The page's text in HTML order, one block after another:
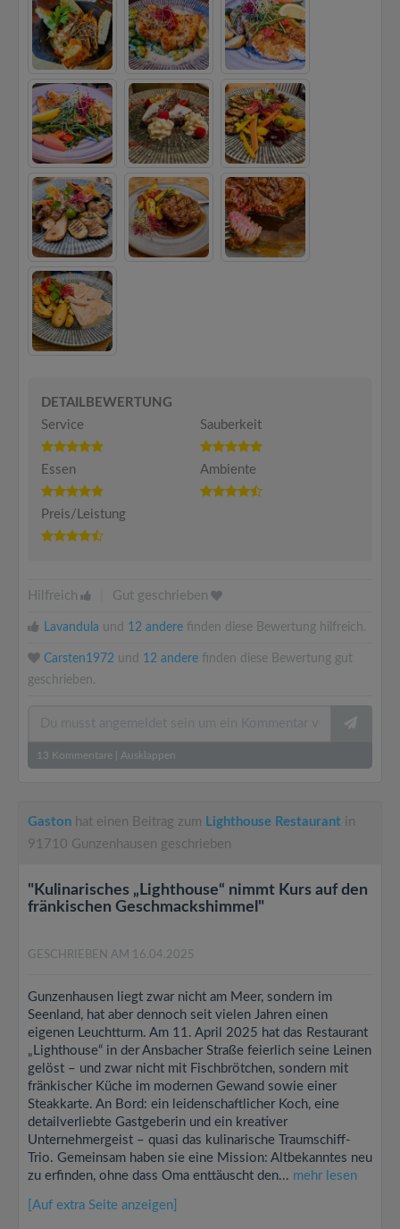
DETAILBEWERTUNG
Service
Sauberkeit
Essen Ambiente
Preis/Leistung
Hilfreich Gut geschrieben
Lavandula und 12 andere finden diese Bewertung hilfreich.
Carsten1972 und 12 andere finden diese Bewertung gut
geschrieben.
13 Kommentare Ausklappen
Gaston hat einen Beitrag zum Lighthouse Restaurant in
91710 Gunzenhausen geschrieben
"Kulinarisches „Lighthouse“ nimmt Kurs auf den
fränkischen Geschmackshimmel"
GESCHRIEBEN AM 16.04.2025
Gunzenhausen liegt zwar nicht am Meer, sondern im
Seenland, hat aber dennoch seit vielen Jahren einen
eigenen Leuchtturm. Am 11. April 2025 hat das Restaurant
„Lighthouse“ in der Ansbacher Straße feierlich seine Leinen
gelöst – und zwar nicht mit Fischbrötchen, sondern mit
fränkischer Küche im modernen Gewand sowie einer
Steakkarte. An Bord: ein leidenschaftlicher Koch, eine
detailverliebte Gastgeberin und ein kreativer
Unternehmergeist – quasi das kulinarische Traumschiff-
Trio. Gemeinsam haben sie eine Mission: Altbekanntes neu
zu erfinden, ohne dass Oma enttäuscht den... mehr lesen
[Auf extra Seite anzeigen]